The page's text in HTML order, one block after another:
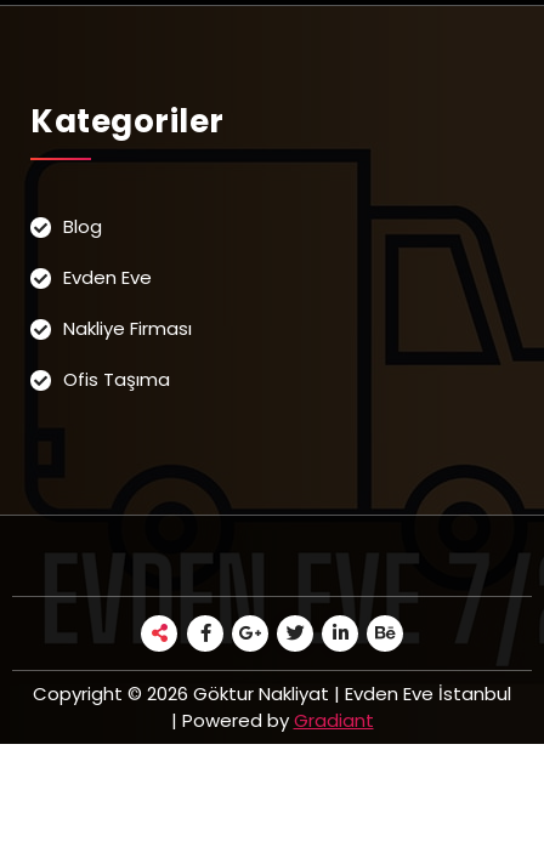
Kategoriler
Blog
Evden Eve
Nakliye Firması
Ofis Taşıma
Copyright © 2026 Göktur Nakliyat | Evden Eve İstanbul
| Powered byGradiant